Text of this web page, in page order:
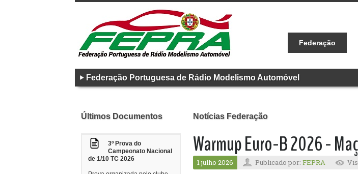
Federação
Federação Portuguesa de Rádio Modelismo Automóvel
Últimos Documentos
3º Prova do
Campeonato Nacional
de 1/10 TC 2026
Notícias Federação
Warmup Euro-B 2026 -
1 julho 2026 Publicado por: FEPRA